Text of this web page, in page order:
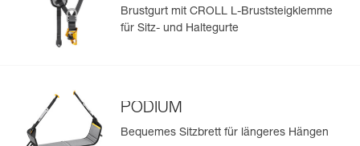
Brustgurt mit CROLL L-Bruststeigklemme
für Sitz- und Haltegurte
PODIUM
Bequemes Sitzbrett für längeres Hängen